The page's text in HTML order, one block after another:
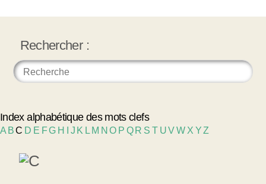
Rechercher :
Index alphabétique des mots clefs
A BC D E FG H J K L M NO P Q R S T UVW X YZ